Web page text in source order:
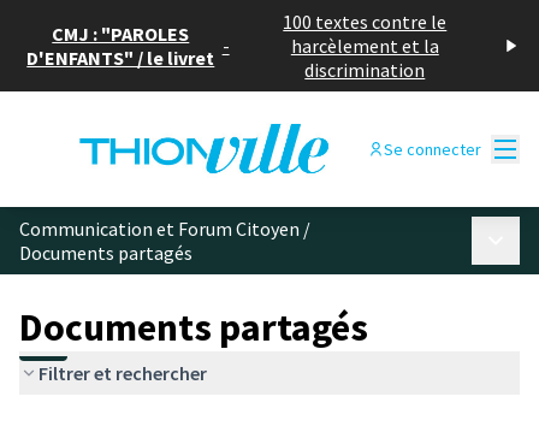
CMJ : "PAROLES
D'ENFANTS" / le livret -
100 textes contre le
harcèlement et la
discrimination
Se connecter
Communication et Forum Citoyen /
Documents partagés
Documents partagés
Filtrer et rechercher